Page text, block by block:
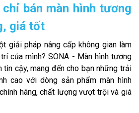
bán màn hình tương
giá tốt
giải pháp nâng cấp không gian làm
của mình? SONA - Màn hình tương
cậy, mang đến cho bạn những trải
cao với dòng sản phẩm màn hình
hãng, chất lượng vượt trội và giá